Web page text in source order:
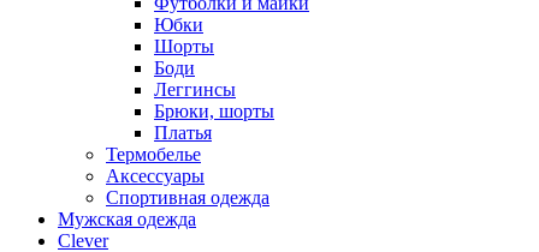
Юбки
Шорты
Боди
Леггинсы
Брюки, шорты
Платья
Термобелье
Аксессуары
Спортивная одежда
Мужская одежда
Clever